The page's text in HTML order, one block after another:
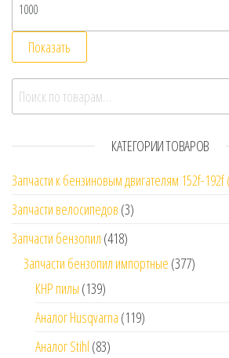
Показать
Искать:
КАТЕГОРИИ ТОВАРОВ
Запчасти к бензиновым двигателям 152f-192f
Запчасти велосипедов (3)
Запчасти бензопил (418)
Запчасти бензопил импортные (377)
КНР пилы (139)
Аналог Husqvarna (119)
Аналог Stihl (83)